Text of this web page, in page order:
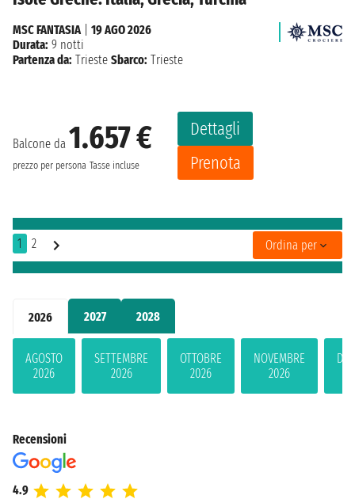
2026 2027 2028
AGOSTO
2026
SETTEMBRE
2026
OTTOBRE
2026
NOVEMBRE
2026
Balcone da 1.657 €
prezzo per persona Tasse incluse
Dettagli
Prenota
MSC FANTASIA
19 AGO 2026
Durata: 9 notti
Partenza da: Trieste Sbarco: Trieste
1 2 Ordina per
Recensioni
4.9